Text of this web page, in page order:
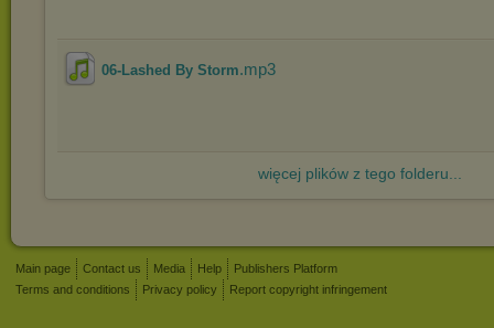
06-Lashed By Storm.mp3
więcej plików z tego folderu...
Main page Contact us Media Help
Publishers Platform
Terms and conditions
Privacy policy Report copyright infringement